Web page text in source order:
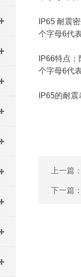
IP65 耐震
个字母6代
IP66特点
个字母6代
IP65的耐
上一篇
下一篇